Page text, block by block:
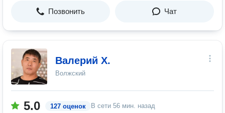
Позвонить Чат
Валерий Х.
Волжский
5.0 127 оценок В сети 56 мин. назад